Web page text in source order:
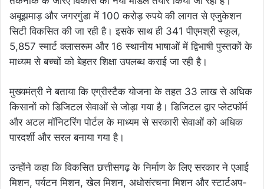
अबूझमाड़ और जगरगुंडा में 100 करोड़ रुपये की लागत से एजुकेशन
सिटी विकसित की जा रही है। इसके साथ ही 341 पीएमश्री स्कूल,
5,857 स्मार्ट क्लासरूम और 16 स्थानीय भाषाओं में द्विभाषी पुस्तकों के
माध्यम से बच्चों को बेहतर शिक्षा उपलब्ध कराई जा रही है।
मुख्यमंत्री ने बताया कि एग्रीस्टैक योजना के तहत 33 लाख से अधिक
किसानों को डिजिटल सेवाओं से जोड़ा गया है। डिजिटल द्वार प्लेटफॉर्म
और अटल मॉनिटरिंग पोर्टल के माध्यम से सरकारी सेवाओं को अधिक
पारदर्शी और सरल बनाया गया है।
उन्होंने कहा कि विकसित छत्तीसगढ़ के निर्माण के लिए सरकार ने एआई
मिशन, पर्यटन मिशन, खेल मिशन, अधोसंरचना मिशन और स्टार्टअप-